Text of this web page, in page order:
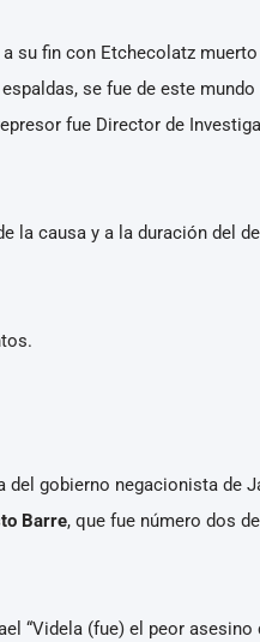
su fin con Etchecolatz
se fue de este
fue Director de
la causa y a la duración del
gobierno negacionista de
Barre, que fue número dos
“Videla (fue) el peor asesino